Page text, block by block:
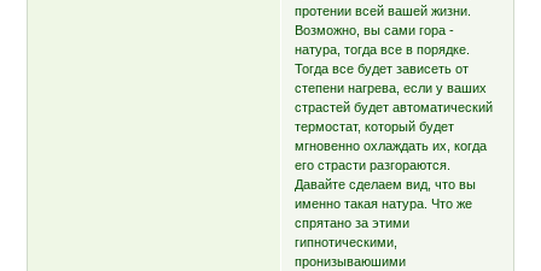
протении всей вашей жизни.
Возможно, вы сами гора -
натура, тогда все в порядке.
Тогда все будет зависеть от
степени нагрева, если у ваших
страстей будет автоматический
термостат, который будет
мгновенно охлаждать их, когда
его страсти разгораются.
Давайте сделаем вид, что вы
именно такая натура. Что же
спрятано за этими
гипнотическими,
пронизываюшими